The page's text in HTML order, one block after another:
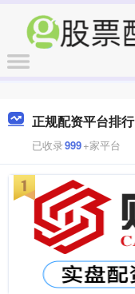
正规配资平台排行
已收录999+家平台